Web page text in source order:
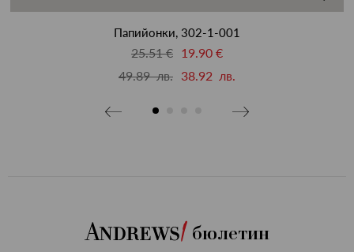
Папийонки, 302-1-001
25.51 € 19.90 €
49.89 лв. 38.92 лв.
бюлетин